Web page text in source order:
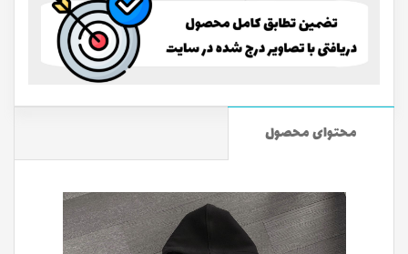
محتوای محصول